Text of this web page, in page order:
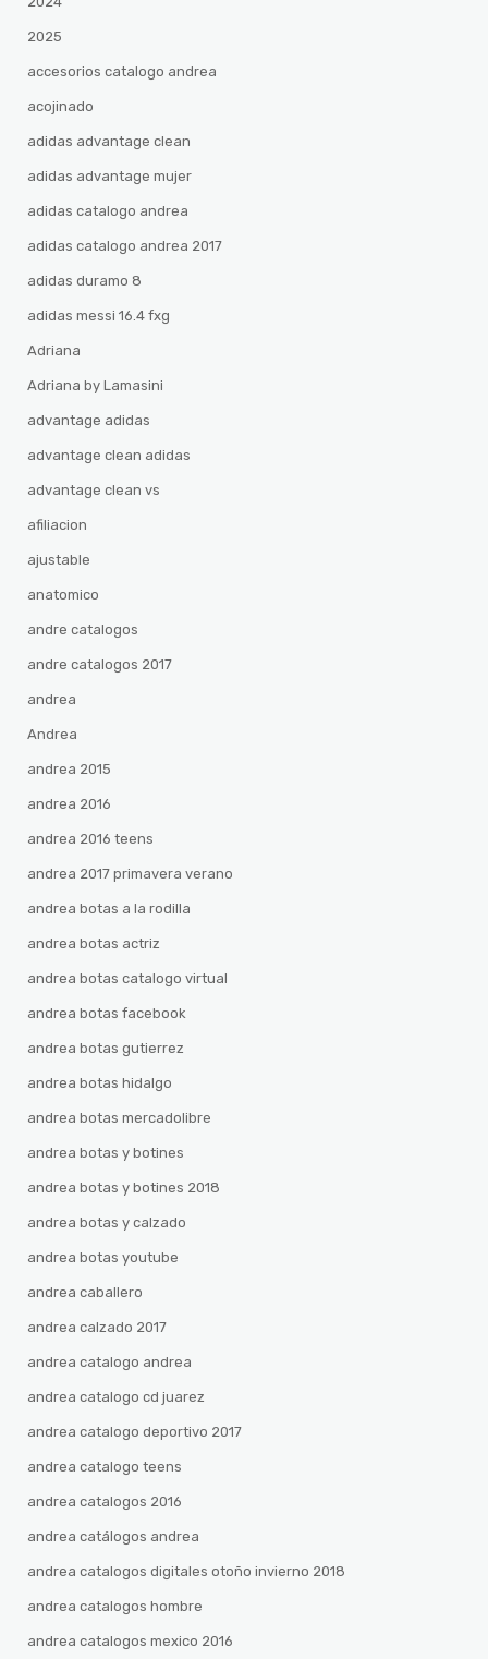
2025
accesorios catalogo andrea
acojinado
adidas advantage clean
adidas advantage mujer
adidas catalogo andrea
adidas catalogo andrea 2017
adidas duramo 8
adidas messi 16.4 fxg
Adriana
Adriana by Lamasini
advantage adidas
advantage clean adidas
advantage clean vs
afiliacion
ajustable
anatomico
andre catalogos
andre catalogos 2017
andrea
Andrea
andrea 2015
andrea 2016
andrea 2016 teens
andrea 2017 primavera verano
andrea botas a la rodilla
andrea botas actriz
andrea botas catalogo virtual
andrea botas facebook
andrea botas gutierrez
andrea botas hidalgo
andrea botas mercadolibre
andrea botas y botines
andrea botas y botines 2018
andrea botas y calzado
andrea botas youtube
andrea caballero
andrea calzado 2017
andrea catalogo andrea
andrea catalogo cd juarez
andrea catalogo deportivo 2017
andrea catalogo teens
andrea catalogos 2016
andrea catálogos andrea
andrea catalogos digitales otoño invierno 2018
andrea catalogos hombre
andrea catalogos mexico 2016